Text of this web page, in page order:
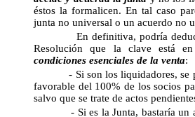
éstos la formalicen. En tal caso
junta no universal o un acuerdo no
En definitiva, podría
Resolución que la clave está en
condiciones esenciales de la venta:
- Si son los liquidadores, se
favorable del 100% de los socios
salvo que se trate de actos
- Si es la Junta, bastaría un